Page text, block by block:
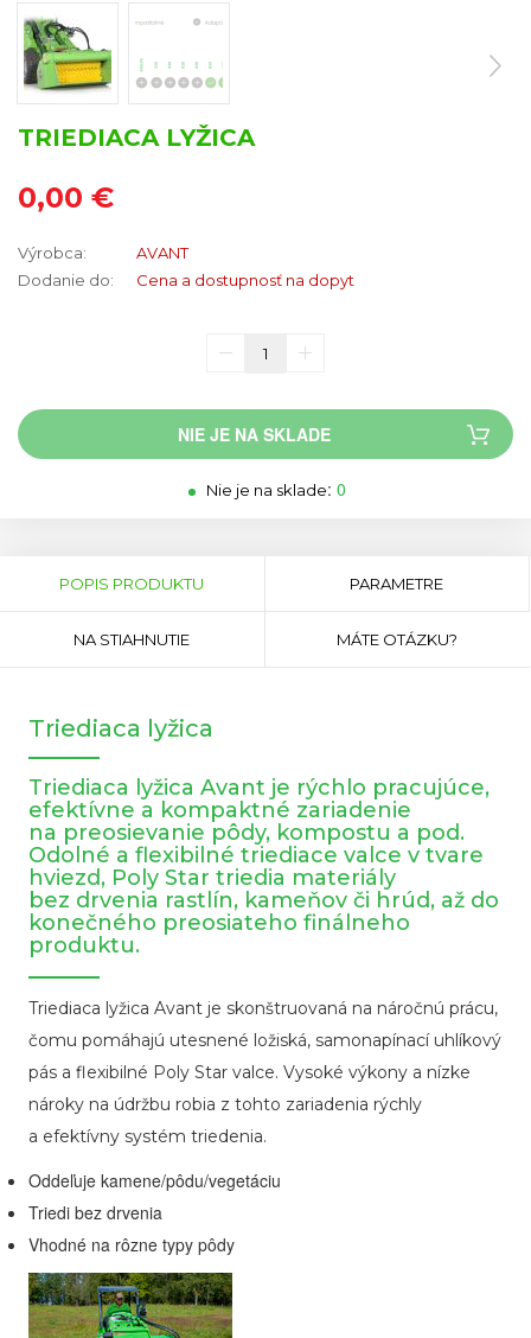
TRIEDIACA LYŽICA
0,00 €
Výrobca:
AVANT
Dodanie do:
Cena a dostupnosť na dopyt
NIE JE NA SKLADE
Nie je na sklade: 0
POPIS PRODUKTU
(AKTÍVNA
PARAMETRE
NA STIAHNUTIE MÁTE OTÁZKU?
Triediaca lyžica
Triediaca lyžica Avant je rýchlo pracujúce,
efektívne a kompaktné zariadenie
na preosievanie pôdy, kompostu a pod.
Odolné a flexibilné triediace valce v tvare
hviezd, Poly Star triedia materiály
bez drvenia rastlín, kameňov či hrúd, až do
konečného preosiateho finálneho
produktu.
Triediaca lyžica Avant je skonštruovaná na náročnú prácu,
čomu pomáhajú utesnené ložiská, samonapínací uhlíkový
pás a flexibilné Poly Star valce. Vysoké výkony a nízke
nároky na údržbu robia z tohto zariadenia rýchly
a efektívny systém triedenia.
Oddeľuje kamene/pôdu/vegetáciu
Triedi bez drvenia
Vhodné na rôzne typy pôdy